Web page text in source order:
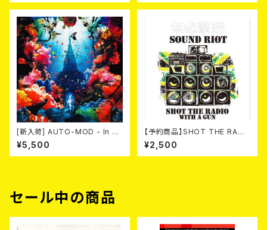
[新入荷] AUTO-MOD - In Th
e Wake Of KING AUTO-MO
D（CD+DVD/初回限定盤）
¥5,500
【予約商品】SHOT THE RADI
O WITH A GUN / SOUND RI
OT (CD)【8月８日発売】
¥2,500
セール中の商品